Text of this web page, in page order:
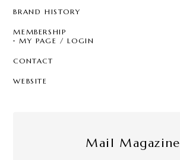
BRAND HISTORY
MEMBERSHIP
MY PAGE / LOGIN
CONTACT
WEBSITE
Mail Magazine